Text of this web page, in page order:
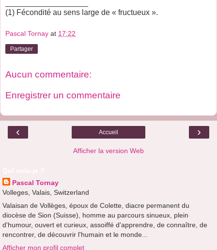
(1) Fécondité au sens large de « fructueux ».
Pascal Tornay at 17:22
Partager
Aucun commentaire:
Enregistrer un commentaire
‹ ›
Accueil
Afficher la version Web
Pascal Tornay
Volleges, Valais, Switzerland
Valaisan de Vollèges, époux de Colette, diacre permanent du
diocèse de Sion (Suisse), homme au parcours sinueux, plein
d'humour, ouvert et curieux, assoiffé d'apprendre, de connaître, de
rencontrer, de découvrir l'humain et le monde...
Afficher mon profil complet